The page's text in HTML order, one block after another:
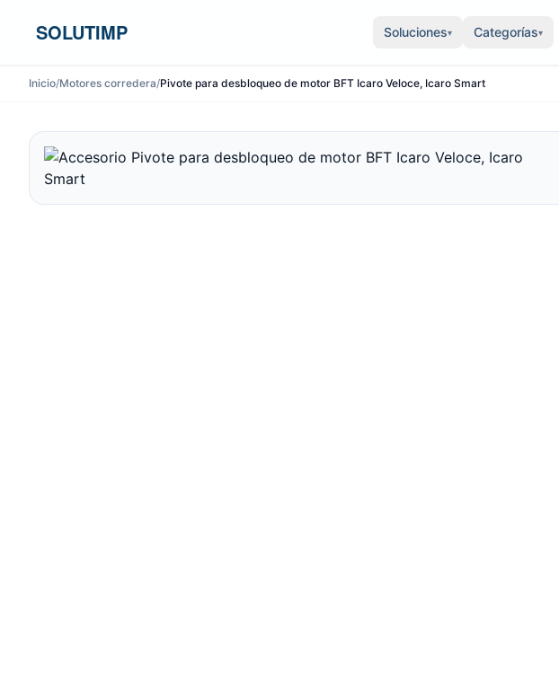
SOLUTIMP Soluciones▾ Categorías▾
Inicio/Motores corredera/Pivote para desbloqueo de motor BFT Icaro Veloce, Icaro Smart